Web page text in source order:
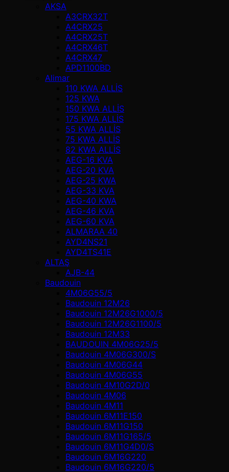
AKSA
A3CRX32T
A4CRX25
A4CRX25T
A4CRX46T
A4CRX47
APD1100BD
Alimar
110 KWA ALLİS
125 KWA
150 KWA ALLİS
175 KWA ALLİS
55 KWA ALLİS
75 KWA ALLİS
82 KWA ALLİS
AEG-16 KVA
AEG-20 KVA
AEG-25 KWA
AEG-33 KVA
AEG-40 KWA
AEG-46 KVA
AEG-60 KVA
ALMARAA 40
AYD4NS21
AYD4TS41E
ALTAŞ
AJB-44
Baudouin
4M06G55/5
Baudouin 12M26
Baudouin 12M26G1000/5
Baudouin 12M26G1100/5
Baudouin 12M33
BAUDOUIN 4M06G25/5
Baudouin 4M06G300/S
Baudouin 4M06G44
Baudouin 4M06G55
Baudouin 4M10G2D/0
Baudouin 4М06
Baudouin 4М11
Baudouin 6M11E150
Baudouin 6M11G150
Baudouin 6M11G165/5
Baudouin 6M11G4D0/S
Baudouin 6M16G220
Baudouin 6M16G220/5